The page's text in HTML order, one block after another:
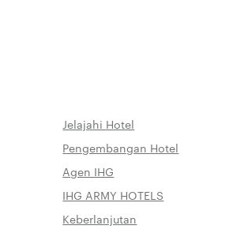
Jelajahi Hotel
Pengembangan Hotel
Agen IHG
IHG ARMY HOTELS
Keberlanjutan